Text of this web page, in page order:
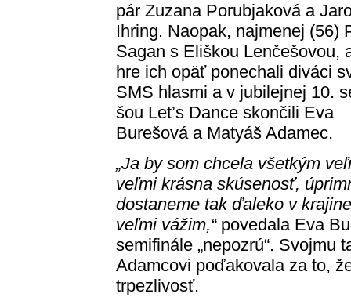
pár Zuzana Porubjaková a
Ihring. Naopak, najmenej (56)
Sagan s Eliškou Lenčešovou,
hre ich opäť ponechali diváci
SMS hlasmi a v jubilejnej 10.
šou Let’s Dance skončili Eva
Burešová a Matyáš Adamec.
„Ja by som chcela všetkým
veľmi krásna skúsenosť,
dostaneme tak ďaleko v
veľmi vážim,“povedala Eva
semifinále „nepozrú“. Svojmu
Adamcovi poďakovala za to,
trpezlivosť.